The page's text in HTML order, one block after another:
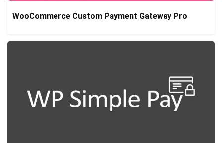
WooCommerce Custom Payment Gateway Pro